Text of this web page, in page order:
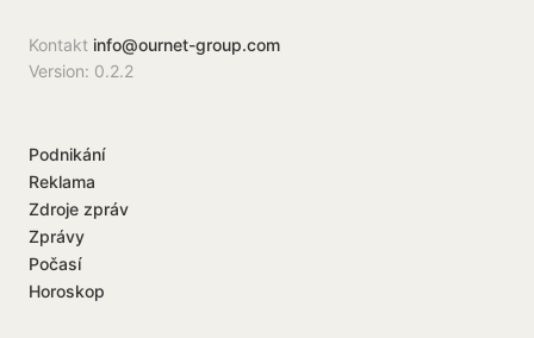
Kontakt info@ournet-group.com
Version: 0.2.2
Podnikání
Reklama
Zdroje zpráv
Zprávy
Počasí
Horoskop